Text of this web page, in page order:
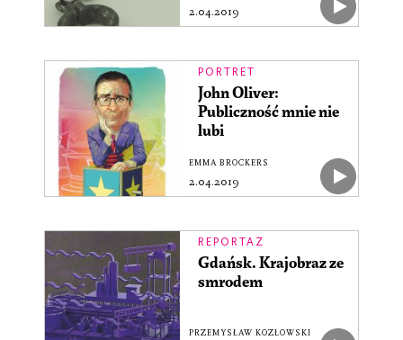
2.04.2019
PORTRET
John Oliver:
Publiczność mnie nie
lubi
EMMA BROCKERS
2.04.2019
REPORTAŻ
Gdańsk. Krajobraz ze
smrodem
PRZEMYSŁAW KOZŁOWSKI